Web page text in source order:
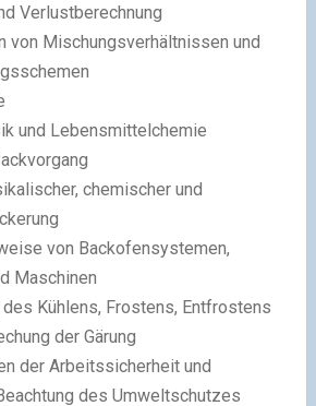
Verlustberechnung
von Mischungsverhältnissen und
und Lebensmittelchemie
chemischer und
von Backofensystemen,
Maschinen
Kühlens, Frostens, Entfrostens
der Gärung
der Arbeitssicherheit und
des Umweltschutzes